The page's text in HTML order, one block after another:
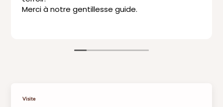
notre gentillesse guide.
Visite